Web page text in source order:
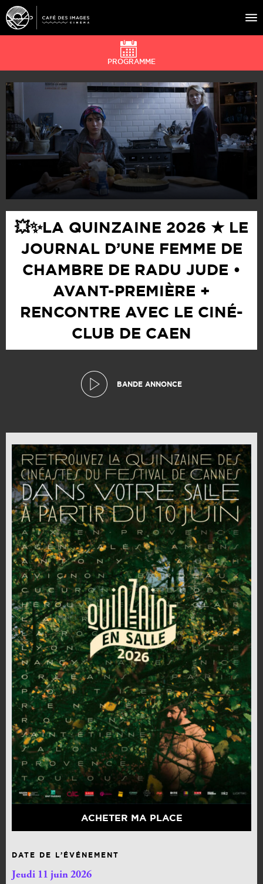
À L’AFFICHE
ÉVÉNEMENTS
CAFÉ DU CINÉ
PRATIQUE
ÉDUCATION AUX IMAGES
PROGRAMME
💥✨LA QUINZAINE 2026 ★ LE
JOURNAL D’UNE FEMME DE
CHAMBRE DE RADU JUDE •
AVANT-PREMIÈRE +
RENCONTRE AVEC LE CINÉ-
CLUB DE CAEN
BANDE ANNONCE
ACHETER MA PLACE
DATE DE L’ÉVÉNEMENT
Jeudi 11 juin 2026